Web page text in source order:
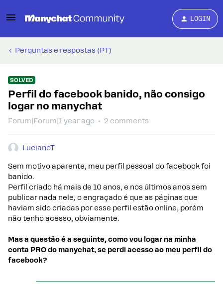
LOGIN
Perguntas e respostas (PT)
SOLVED
Perfil do facebook banido, não consigo
logar no manychat
Forum|Forum|1 year ago 2 comments
LucianoT
Sem motivo aparente, meu perfil pessoal do facebook foi
banido.
Perfil criado há mais de 10 anos, e nos últimos anos sem
publicar nada nele, o engraçado é que as páginas que
haviam sido criadas por esse perfil estão online, porém
não tenho acesso, obviamente.
Mas a questão é a seguinte, como vou logar na minha
conta PRO do manychat, se perdi acesso ao meu perfil do
facebook?